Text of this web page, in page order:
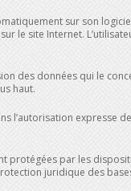
sur son
le site Internet.
des données qui le
haut.
expresse
protégées par les
juridique des